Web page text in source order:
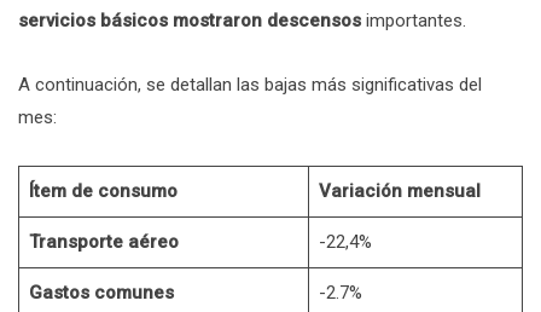
servicios básicos mostraron descensos importantes.
A continuación, se detallan las bajas más significativas del
mes:
Ítem de consumo Variación mensual
Transporte aéreo -22,4%
Gastos comunes -2.7%